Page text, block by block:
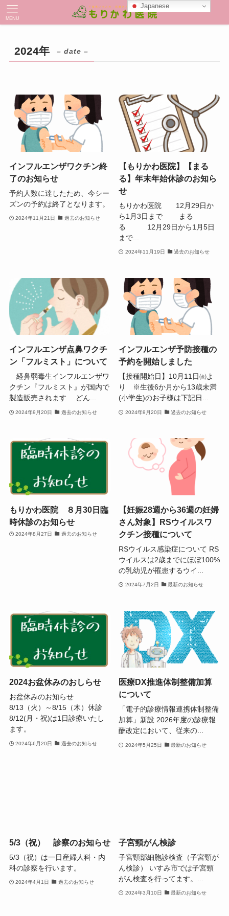
MENU
2024年 – date –
インフルエンザワクチン終
了のお知らせ
予約人数に達したため、今シー
ズンの予約は終了となります。
2024年11月21日 過去のお知らせ
【もりかわ医院】【まる
る】年末年始休診のお知ら
せ
もりかわ医院 12月29日か
ら1月3日まで まる
る 12月29日から1月5日
まで...
2024年11月19日 過去のお知らせ
インフルエンザ点鼻ワクチ
ン「フルミスト」について
経鼻弱毒生インフルエンザワ
クチン『フルミスト』が国内で
製造販売されます どん...
2024年9月20日 過去のお知らせ
インフルエンザ予防接種の
予約を開始しました
【接種開始日】10月11日㈮よ
り ※生後6か月から13歳未満
(小学生)のお子様は下記日...
2024年9月20日 過去のお知らせ
もりかわ医院 ８月30日臨
時休診のお知らせ
2024年8月27日 過去のお知らせ
【妊娠28週から36週の妊婦
さん対象】RSウイルスワ
クチン接種について
RSウイルス感染症について RS
ウイルスは2歳までにほぼ100%
の乳幼児が罹患するウイ...
2024年7月2日 最新のお知らせ
2024お盆休みのおしらせ
お盆休みのお知らせ
8/13（火）～8/15（木）休診
8/12(月・祝)は1日診療いたし
ます。
2024年6月20日 過去のお知らせ
医療DX推進体制整備加算
について
「電子的診療情報連携体制整備
加算」新設 2026年度の診療報
酬改定において、従来の...
2024年5月25日 最新のお知らせ
5/3（祝） 診察のお知らせ
5/3（祝）は一日産婦人科・内
科の診察を行います。
2024年4月1日 過去のお知らせ
子宮頸がん検診
子宮頸部細胞診検査（子宮頸が
ん検診） いすみ市では子宮頸
がん検査を行ってます。...
2024年3月10日 最新のお知らせ
Japanese